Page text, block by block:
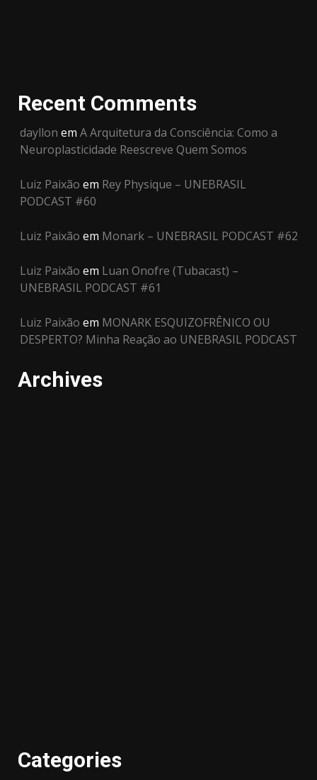
Recent Comments
dayllon em A Arquitetura da Consciência: Como a
Neuroplasticidade Reescreve Quem Somos
Luiz Paixão em Rey Physique – UNEBRASIL
PODCAST #60
Luiz Paixão em Monark – UNEBRASIL PODCAST #62
Luiz Paixão em Luan Onofre (Tubacast) –
UNEBRASIL PODCAST #61
Luiz Paixão em MONARK ESQUIZOFRÊNICO OU
DESPERTO? Minha Reação ao UNEBRASIL PODCAST
Archives
Categories